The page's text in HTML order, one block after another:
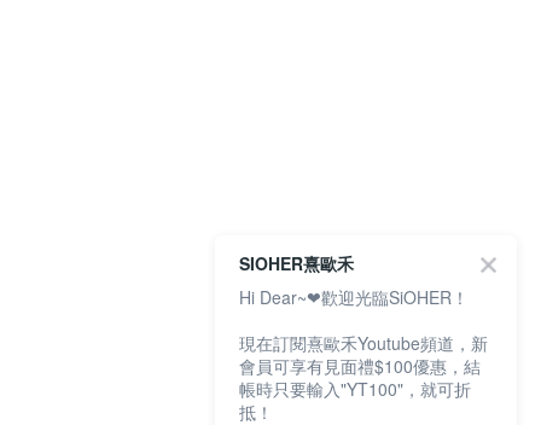
SIOHER熹歐禾
Hi Dear~❤歡迎光臨SiOHER！
現在訂閱熹歐禾Youtube頻道，新
會員可享有見面禮$100優惠，結
帳時只要輸入"YT100"，就可折
抵！